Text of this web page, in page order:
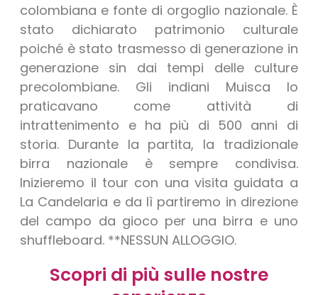
colombiana e fonte di orgoglio nazionale. È
stato dichiarato patrimonio culturale
poiché è stato trasmesso di generazione in
generazione sin dai tempi delle culture
precolombiane. Gli indiani Muisca lo
praticavano come attività di
intrattenimento e ha più di 500 anni di
storia. Durante la partita, la tradizionale
birra nazionale è sempre condivisa.
Inizieremo il tour con una visita guidata a
La Candelaria e da lì partiremo in direzione
del campo da gioco per una birra e uno
shuffleboard. **NESSUN ALLOGGIO.
Scopri di più sulle nostre